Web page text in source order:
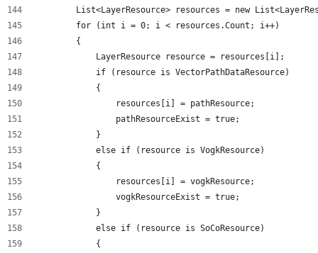
List<LayerResource> resources = new
        for (int i = 0; i < resources.Count; i++)
        {
            LayerResource resource = resources[i];
            if (resource is VectorPathDataResource)
            {
                resources[i] = pathResource;
                pathResourceExist = true;
            }
            else if (resource is VogkResource)
            {
                resources[i] = vogkResource;
                vogkResourceExist = true;
            }
            else if (resource is SoCoResource)
            {